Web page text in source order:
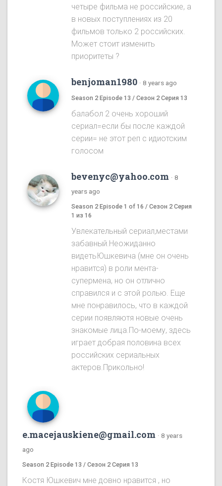
четыре фильма не российские, а
в новых поступлениях из 20
фильмов только 2 российских.
Может стоит изменить
приоритеты ?
benjoman1980 · 8 years ago
Season 2 Episode 13 / Сезон 2 Серия 13
балабол 2 очень хороший
сериал=если бы после каждой
серии= не этот реп с идиотским
голосом
bevenyc@yahoo.com · 8
years ago
Season 2 Episode 1 of 16 / Сезон 2 Серия
1 из 16
Увлекательный сериал,местами
забавный.Неожиданно
видетьЮшкевича (мне он очень
нравится) в роли мента-
супермена, но он отлично
справился и с этой ролью. Еще
мне понравилось, что в каждой
серии появляютя новые очень
знакомые лица.По-моему, здесь
играет добрая половина всех
российских сериальных
актеров.Прикольно!
e.macejauskiene@gmail.com · 8 years
ago
Season 2 Episode 13 / Сезон 2 Серия 13
Костя Юшкевич мне довно нравится , но